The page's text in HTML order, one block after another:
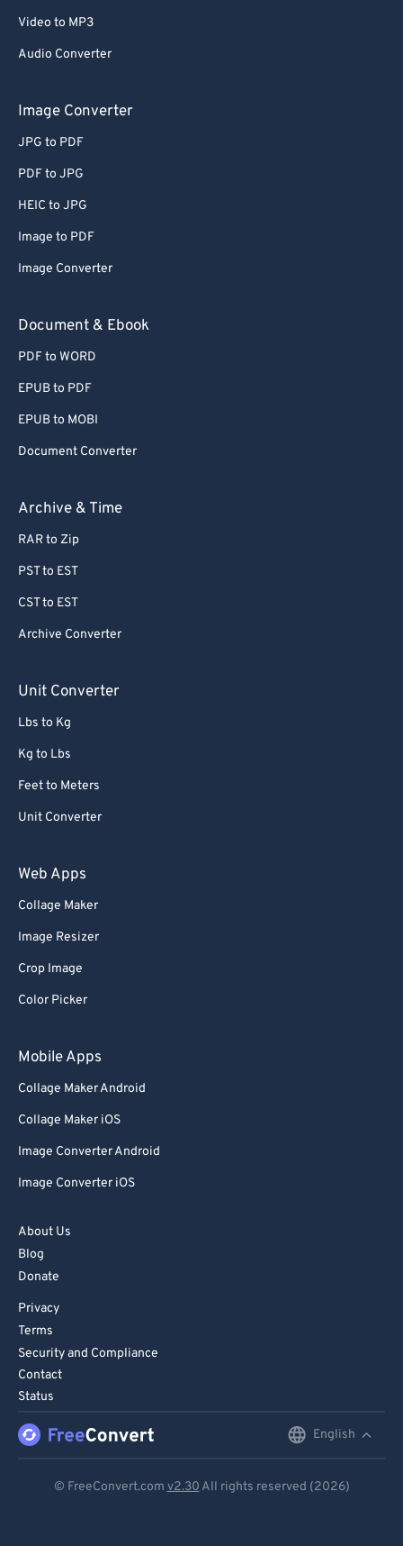
Video to MP3
Audio Converter
Image Converter
JPG to PDF
PDF to JPG
HEIC to JPG
Image to PDF
Image Converter
Document & Ebook
PDF to WORD
EPUB to PDF
EPUB to MOBI
Document Converter
Archive & Time
RAR to Zip
PST to EST
CST to EST
Archive Converter
Unit Converter
Lbs to Kg
Kg to Lbs
Feet to Meters
Unit Converter
Web Apps
Collage Maker
Image Resizer
Crop Image
Color Picker
Mobile Apps
Collage Maker Android
Collage Maker iOS
Image Converter Android
Image Converter iOS
About Us
Blog
Donate
Privacy
Terms
Security and Compliance
Contact
Status
English
© FreeConvert.com v2.30 All rights reserved (2026)